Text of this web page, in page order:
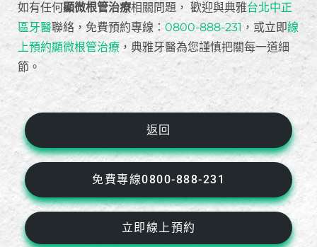
如有任何顯微根管治療相關問題， 歡迎與典雅台北中正
區牙醫聯絡，免費預約專線： 0800-888-231 ，或立即線
上預約顯微根管治療 ，典雅牙醫為您謹慎把關每一道細
節。
返回
免費專線0800-888-231
立即線上預約